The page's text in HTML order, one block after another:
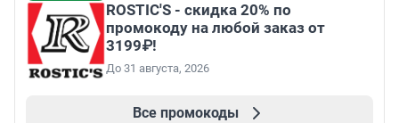
ROSTIC'S - скидка 20% по
промокоду на любой заказ от
3199₽!
До 31 августа, 2026
Все промокоды